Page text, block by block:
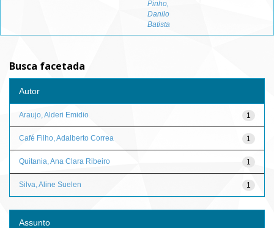
Pinho,
Danilo
Batista
Busca facetada
Autor
1
Araujo, Alderi Emidio
1
Café Filho, Adalberto Correa
1
Quitania, Ana Clara Ribeiro
1
Silva, Aline Suelen
Assunto